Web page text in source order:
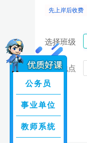
先上岸后收费
选择班级
上课地点
公务员
事业单位
教师系统